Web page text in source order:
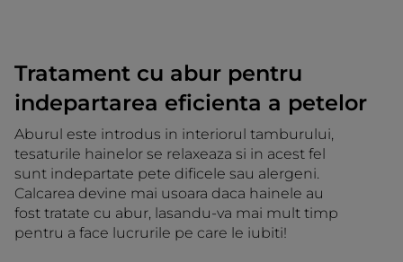
Tratament cu abur pentru
indepartarea eficienta a petelor
Aburul este introdus in interiorul tamburului,
tesaturile hainelor se relaxeaza si in acest fel
sunt indepartate pete dificele sau alergeni.
Calcarea devine mai usoara daca hainele au
fost tratate cu abur, lasandu-va mai mult timp
pentru a face lucrurile pe care le iubiti!